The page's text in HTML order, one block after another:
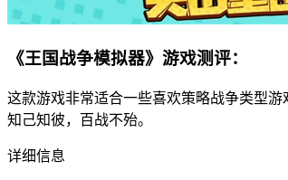
《王国战争模拟器》游戏测评：
这款游戏非常适合一些喜欢策略战争类型
知己知彼，百战不殆。
详细信息